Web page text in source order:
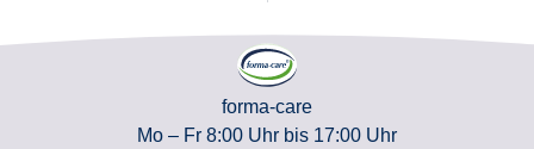
forma-care
Mo – Fr 8:00 Uhr bis 17:00 Uhr